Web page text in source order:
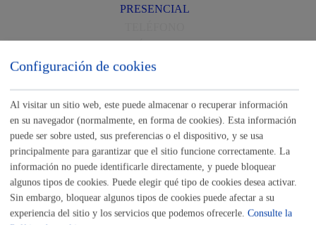
PRESENCIAL
Consultas y certificados urbanísticos
electrónico
ONLINE
PRESENCIAL
TELÉFONO
MÁQUINA
Descarga y duplicado de recibos
Configuración de cookies
Al visitar un sitio web, este puede almacenar o recuperar información
en su navegador (normalmente, en forma de cookies). Esta información
puede ser sobre usted, sus preferencias o el dispositivo, y se usa
principalmente para garantizar que el sitio funcione correctamente. La
información no puede identificarle directamente, y puede bloquear
algunos tipos de cookies. Puede elegir qué tipo de cookies desea activar.
Sin embargo, bloquear algunos tipos de cookies puede afectar a su
experiencia del sitio y los servicios que podemos ofrecerle. Consulte la